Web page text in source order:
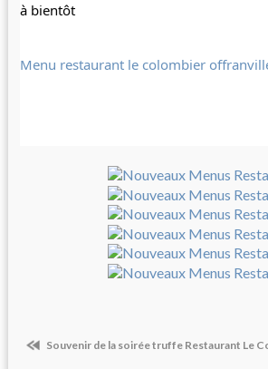
à bientôt
Menu restaurant le colombier
Souvenir de la soirée truffe Restaurant Le